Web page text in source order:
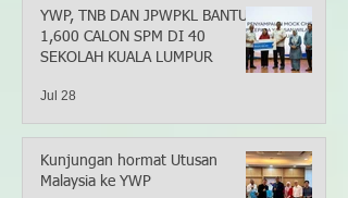
YWP, TNB DAN JPWPKL BANTU
1,600 CALON SPM DI 40
SEKOLAH KUALA LUMPUR
Jul 28
Kunjungan hormat Utusan
Malaysia ke YWP